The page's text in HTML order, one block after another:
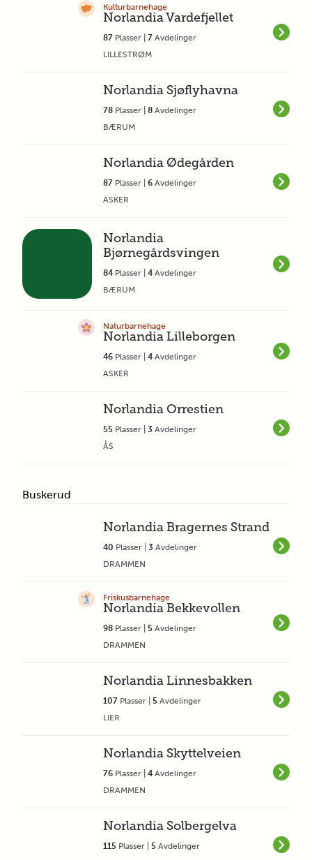
Kulturbarnehage
Norlandia Vardefjellet
87 Plasser | 7 Avdelinger
LILLESTRØM
Norlandia Sjøflyhavna
78 Plasser | 8 Avdelinger
BÆRUM
Norlandia Ødegården
87 Plasser | 6 Avdelinger
ASKER
Norlandia
Bjørnegårdsvingen
84 Plasser | 4 Avdelinger
BÆRUM
Naturbarnehage
Norlandia Lilleborgen
46 Plasser | 4 Avdelinger
ASKER
Norlandia Orrestien
55 Plasser | 3 Avdelinger
ÅS
Buskerud
Norlandia Bragernes Strand
40 Plasser | 3 Avdelinger
DRAMMEN
Friskusbarnehage
Norlandia Bekkevollen
98 Plasser | 5 Avdelinger
DRAMMEN
Norlandia Linnesbakken
107 Plasser | 5 Avdelinger
LIER
Norlandia Skyttelveien
76 Plasser | 4 Avdelinger
DRAMMEN
Norlandia Solbergelva
115 Plasser | 5 Avdelinger